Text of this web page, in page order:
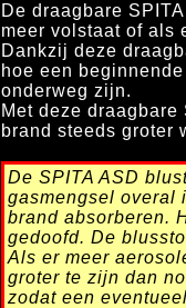
De draagbare
meer volstaat of als
Dankzij deze
hoe een
onderweg zijn.
Met deze
brand steeds groter
De SPITA ASD
gasmengsel overal
brand absorberen.
gedoofd. De
Als er meer
groter te zijn dan
zodat een